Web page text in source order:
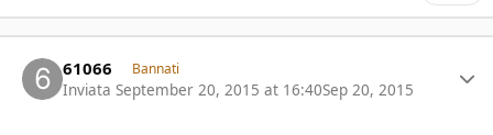
61066 Bannati
Inviata September 20, 2015 at 16:40Sep 20, 2015